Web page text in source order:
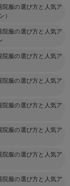
服の選び方と人気ア
）
服の選び方と人気ア
服の選び方と人気ア
服の選び方と人気ア
服の選び方と人気ア
服の選び方と人気ア
服の選び方と人気ア
服の選び方と人気ア